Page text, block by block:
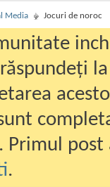
Media Jocuri de noroc
. Primul
.